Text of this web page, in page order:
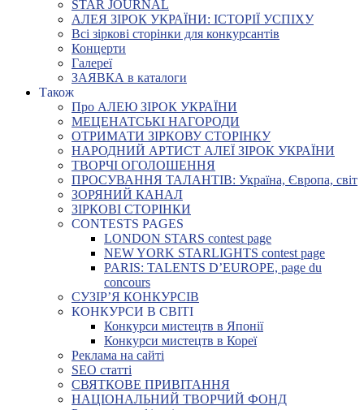
STAR JOURNAL
АЛЕЯ ЗІРОК УКРАЇНИ: ІСТОРІЇ УСПІХУ
Всі зіркові сторінки для конкурсантів
Концерти
Галереї
ЗАЯВКА в каталоги
Також
Про АЛЕЮ ЗІРОК УКРАЇНИ
МЕЦЕНАТСЬКІ НАГОРОДИ
ОТРИМАТИ ЗІРКОВУ СТОРІНКУ
НАРОДНИЙ АРТИСТ АЛЕЇ ЗІРОК УКРАЇНИ
ТВОРЧІ ОГОЛОШЕННЯ
ПРОСУВАННЯ ТАЛАНТІВ: Україна, Європа, світ
ЗОРЯНИЙ КАНАЛ
ЗІРКОВІ СТОРІНКИ
CONTESTS PAGES
LONDON STARS contest page
NEW YORK STARLIGHTS contest page
PARIS: TALENTS D’EUROPE, page du
concours
СУЗІР’Я КОНКУРСІВ
КОНКУРСИ В СВІТІ
Конкурси мистецтв в Японії
Конкурси мистецтв в Кореї
Реклама на сайті
SEO статті
СВЯТКОВЕ ПРИВІТАННЯ
НАЦІОНАЛЬНИЙ ТВОРЧИЙ ФОНД